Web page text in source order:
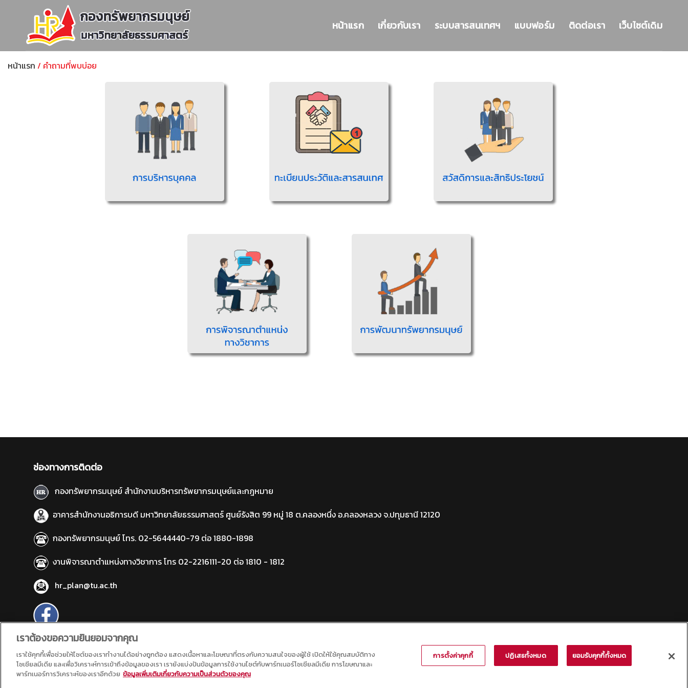
หน้าแรก เกี่ยวกับเรา ระบบสารสนเทศฯ แบบฟอร์ม ติดต่อเรา เว็บไซต์เดิม
หน้าแรก / คำถามที่พบบ่อย
ช่องทางการติดต่อ
กองทรัพยากรมนุษย์ สำนักงานบริหารทรัพยากรมนุษย์และกฎหมาย
อาคารสำนักงานอธิการบดี มหาวิทยาลัยธรรมศาสตร์ ศูนย์รังสิต 99 หมู่ 18 ต.คลองหนึ่ง อ.คลองหลวง จ.ปทุมธานี 12120
กองทรัพยากรมนุษย์ โทร. 02-5644440-79 ต่อ 1880-1898
งานพิจารณาตำแหน่งทางวิชาการ โทร 02-2216111-20 ต่อ 1810 - 1812
hr_plan@tu.ac.th
จำนวนที่เข้าชม: 16,536 ครั้ง | จํานวนผู้เข้าชม: 137,492 ท่าน
Copyright © 2569 กองทรัพยากรมนุษย์ มหาวิทยาลัยธรรมศาสตร์
เราต้องขอความยินยอมจากคุณ
เราใช้คุกกี้เพื่อช่วยให้ไซต์ของเราทำงานได้อย่างถูกต้อง แสดงเนื้อหาและโฆษณาที่ตรงกับความสนใจของผู้ใช้ เปิดให้ใช้คุณสมบัติทาง
โซเชียลมีเดีย และเพื่อวิเคราะห์การเข้าถึงข้อมูลของเรา เรายังแบ่งปันข้อมูลการใช้งานไซต์กับพาร์ทเนอร์โซเชียลมีเดีย การโฆษณาและ
พาร์ทเนอร์การวิเคราะห์ของเราอีกด้วย ข้อมูลเพิ่มเติมเกี่ยวกับความเป็นส่วนตัวของคุณ
การตั้งค่าคุกกี้ ปฏิเสธทั้งหมด ยอมรับคุกกี้ทั้งหมด